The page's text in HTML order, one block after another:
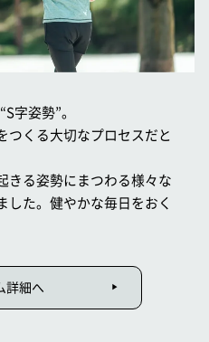
字姿勢”。
つくる大切なプロセスだと
きる姿勢にまつわる様々な
した。健やかな毎日をおく
詳細へ